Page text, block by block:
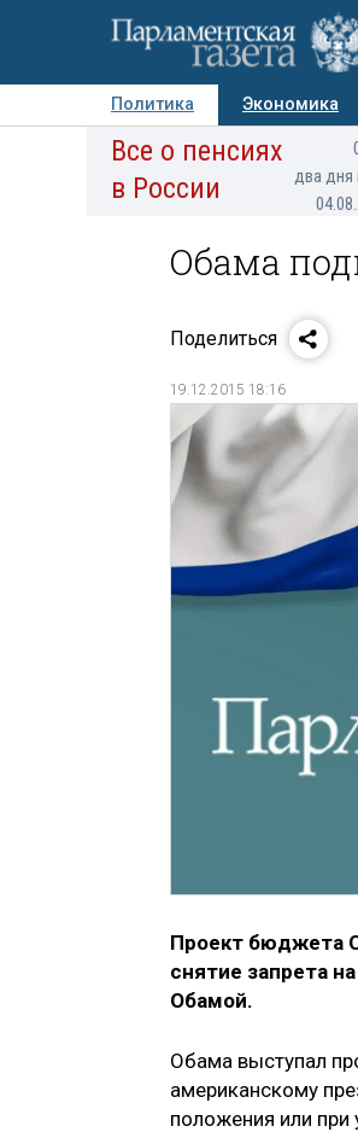
Политика Экономика
Авторы Персоны
Все о пенсиях
в России
два дня
Обама
Поделиться
19.12.2015 18:16
Проект бюджета
снятие запрета
Обамой.
Обама выступал
американскому
положения или при